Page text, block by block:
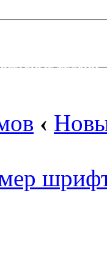
СООБЩЕНИЯ
ТЕОРИИ
‹